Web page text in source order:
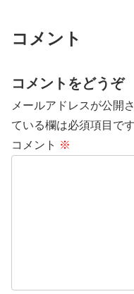
コメント
コメントをどうぞ
メールアドレスが公開
ている欄は必須項目です
コメント ※